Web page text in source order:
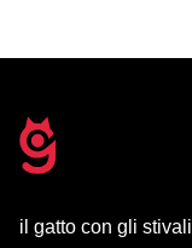
il gatto con gli stivali